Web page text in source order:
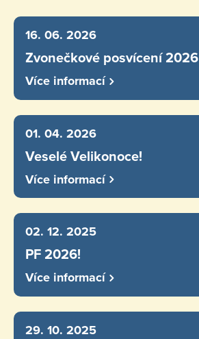
16. 06. 2026
Zvonečkové posvícení 2026
Více informací
01. 04. 2026
Veselé Velikonoce!
Více informací
02. 12. 2025
PF 2026!
Více informací
29. 10. 2025